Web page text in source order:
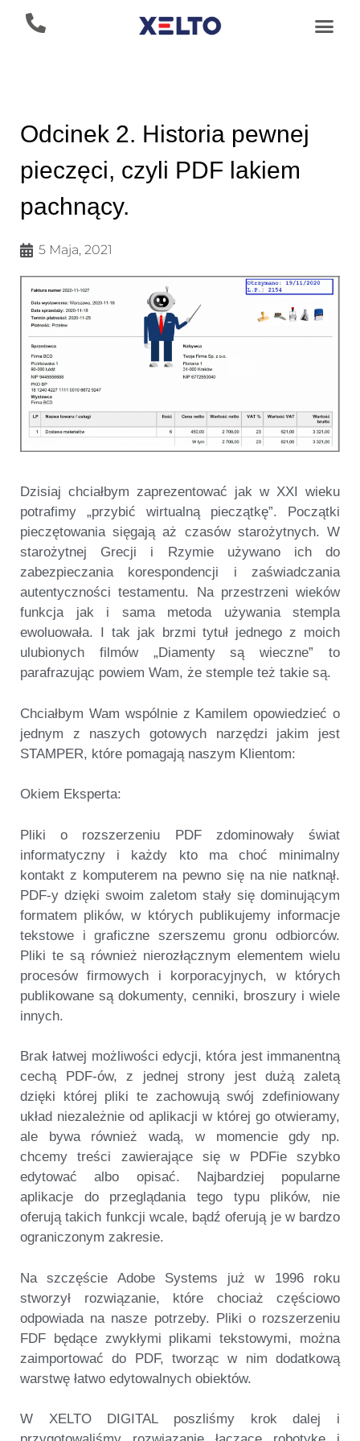
Odcinek 2. Historia pewnej
pieczęci, czyli PDF lakiem
pachnący.
5 Maja, 2021
Dzisiaj chciałbym zaprezentować jak w XXI wieku
potrafimy „przybić wirtualną pieczątkę”. Początki
pieczętowania sięgają aż czasów starożytnych. W
starożytnej Grecji i Rzymie używano ich do
zabezpieczania korespondencji i zaświadczania
autentyczności testamentu. Na przestrzeni wieków
funkcja jak i sama metoda używania stempla
ewoluowała. I tak jak brzmi tytuł jednego z moich
ulubionych filmów „Diamenty są wieczne” to
parafrazując powiem Wam, że stemple też takie są.
Chciałbym Wam wspólnie z Kamilem opowiedzieć o
jednym z naszych gotowych narzędzi jakim jest
STAMPER, które pomagają naszym Klientom:
Okiem Eksperta:
Pliki o rozszerzeniu PDF zdominowały świat
informatyczny i każdy kto ma choć minimalny
kontakt z komputerem na pewno się na nie natknął.
PDF-y dzięki swoim zaletom stały się dominującym
formatem plików, w których publikujemy informacje
tekstowe i graficzne szerszemu gronu odbiorców.
Pliki te są również nierozłącznym elementem wielu
procesów firmowych i korporacyjnych, w których
publikowane są dokumenty, cenniki, broszury i wiele
innych.
Brak łatwej możliwości edycji, która jest immanentną
cechą PDF-ów, z jednej strony jest dużą zaletą
dzięki której pliki te zachowują swój zdefiniowany
układ niezależnie od aplikacji w której go otwieramy,
ale bywa również wadą, w momencie gdy np.
chcemy treści zawierające się w PDFie szybko
edytować albo opisać. Najbardziej popularne
aplikacje do przeglądania tego typu plików, nie
oferują takich funkcji wcale, bądź oferują je w bardzo
ograniczonym zakresie.
Na szczęście Adobe Systems już w 1996 roku
stworzył rozwiązanie, które chociaż częściowo
odpowiada na nasze potrzeby. Pliki o rozszerzeniu
FDF będące zwykłymi plikami tekstowymi, można
zaimportować do PDF, tworząc w nim dodatkową
warstwę łatwo edytowalnych obiektów.
W XELTO DIGITAL poszliśmy krok dalej i